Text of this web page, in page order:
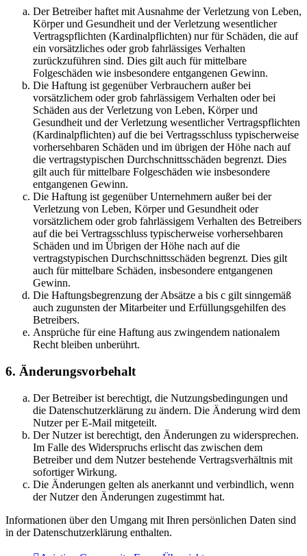
Der Betreiber haftet mit Ausnahme der Verletzung von Leben,
Körper und Gesundheit und der Verletzung wesentlicher
Vertragspflichten (Kardinalpflichten) nur für Schäden, die auf
ein vorsätzliches oder grob fahrlässiges Verhalten
zurückzuführen sind. Dies gilt auch für mittelbare
Folgeschäden wie insbesondere entgangenen Gewinn.
Die Haftung ist gegenüber Verbrauchern außer bei
vorsätzlichem oder grob fahrlässigem Verhalten oder bei
Schäden aus der Verletzung von Leben, Körper und
Gesundheit und der Verletzung wesentlicher Vertragspflichten
(Kardinalpflichten) auf die bei Vertragsschluss typischerweise
vorhersehbaren Schäden und im übrigen der Höhe nach auf
die vertragstypischen Durchschnittsschäden begrenzt. Dies
gilt auch für mittelbare Folgeschäden wie insbesondere
entgangenen Gewinn.
Die Haftung ist gegenüber Unternehmern außer bei der
Verletzung von Leben, Körper und Gesundheit oder
vorsätzlichem oder grob fahrlässigem Verhalten des Betreibers
auf die bei Vertragsschluss typischerweise vorhersehbaren
Schäden und im Übrigen der Höhe nach auf die
vertragstypischen Durchschnittsschäden begrenzt. Dies gilt
auch für mittelbare Schäden, insbesondere entgangenen
Gewinn.
Die Haftungsbegrenzung der Absätze a bis c gilt sinngemäß
auch zugunsten der Mitarbeiter und Erfüllungsgehilfen des
Betreibers.
Ansprüche für eine Haftung aus zwingendem nationalem
Recht bleiben unberührt.
6. Änderungsvorbehalt
Der Betreiber ist berechtigt, die Nutzungsbedingungen und
die Datenschutzerklärung zu ändern. Die Änderung wird dem
Nutzer per E-Mail mitgeteilt.
Der Nutzer ist berechtigt, den Änderungen zu widersprechen.
Im Falle des Widerspruchs erlischt das zwischen dem
Betreiber und dem Nutzer bestehende Vertragsverhältnis mit
sofortiger Wirkung.
Die Änderungen gelten als anerkannt und verbindlich, wenn
der Nutzer den Änderungen zugestimmt hat.
Informationen über den Umgang mit Ihren persönlichen Daten sind
in der Datenschutzerklärung enthalten.